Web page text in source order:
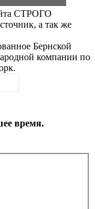
СТРОГО
а так же
Бернской
компании по
время.